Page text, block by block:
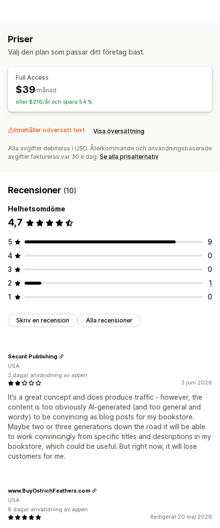
Övervakning av prestanda
Webbplatstrafik
Import och export
Permalänkar
Analysverktyg
Priser
Välj den plan som passar ditt företag bäst.
Full Access
$39/månad
eller $216/år och spara 54 %
Innehåller oöversatt text Visa översättning
Alla avgifter debiteras i USD. Återkommande och användningsbaserade
avgifter faktureras var 30:e dag. Se alla prisalternativ
Recensioner (10)
Helhetsomdöme
4,7
5
9
4
0
3
0
2
1
1
0
Skriv en recension Alla recensioner
3 juni 2026
It's a great concept and does produce traffic - however, the
content is too obviously AI-generated (and too general and
wordy) to be convincing as blog posts for my bookstore.
Maybe two or three generations down the road it will be able
to work convincingly from specific titles and descriptions in my
bookstore, which could be useful. But right now, it will lose
customers for me.
Secant Publishing
USA
2 dagar användning av appen
Redigerat 20 maj 2026
www.BuyOstrichFeathers.com
USA
8 dagar användning av appen